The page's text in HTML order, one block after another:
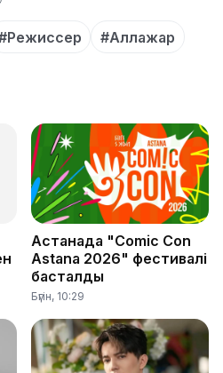
#Аллажар
Астанада "Comic Con
Astana 2026" фестивалі
басталды
Бүгін, 10:29